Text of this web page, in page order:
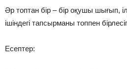
Әр топтан бір – бір оқушы шығып,
ішіндегі тапсырманы топпен
Есептер: